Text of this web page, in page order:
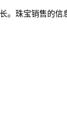
珠宝销售的信